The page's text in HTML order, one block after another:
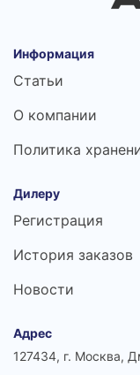
Информация
Статьи
О компании
Политика
Дилеру
Регистрация
История заказов
Новости
Адрес
127434, г. Москва,